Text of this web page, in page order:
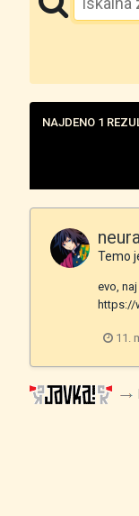
NAJDENO 1
Temo
evo,
https://
11.